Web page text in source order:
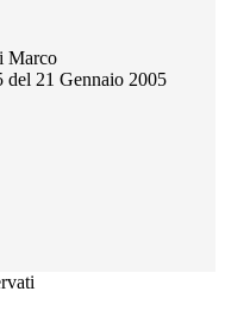
Marco
del 21 Gennaio 2005